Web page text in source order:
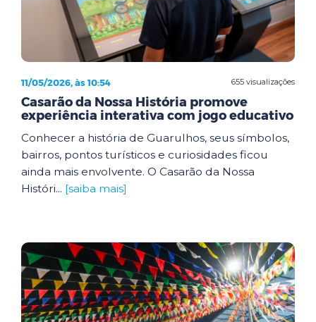
655 visualizações
11/05/2026, às 10:54
Casarão da Nossa História promove
experiência interativa com jogo educativo
Conhecer a história de Guarulhos, seus símbolos,
bairros, pontos turísticos e curiosidades ficou
ainda mais envolvente. O Casarão da Nossa
Históri... [saiba mais]